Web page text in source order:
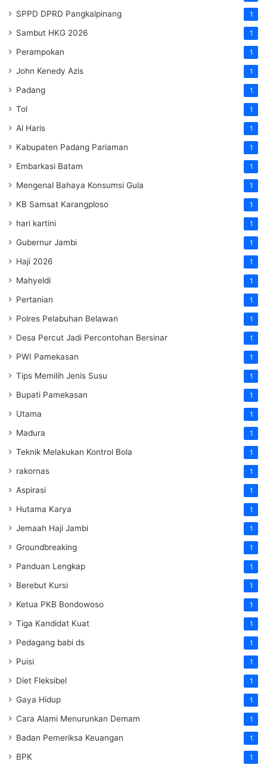
SPPD DPRD Pangkalpinang 1
Sambut HKG 2026 1
Perampokan 1
John Kenedy Azis 1
Padang 1
Tol 1
Al Haris 1
Kabupaten Padang Pariaman 1
Embarkasi Batam 1
Mengenal Bahaya Konsumsi Gula 1
KB Samsat Karangploso 1
hari kartini 1
Gubernur Jambi 1
Haji 2026 1
Mahyeldi 1
Pertanian 1
Polres Pelabuhan Belawan 1
Desa Percut Jadi Percontohan Bersinar 1
PWI Pamekasan 1
Tips Memilih Jenis Susu 1
Bupati Pamekasan 1
Utama 1
Madura 1
Teknik Melakukan Kontrol Bola 1
rakornas 1
Aspirasi 1
Hutama Karya 1
Jemaah Haji Jambi 1
Groundbreaking 1
Panduan Lengkap 1
Berebut Kursi 1
Ketua PKB Bondowoso 1
Tiga Kandidat Kuat 1
Pedagang babi ds 1
Puisi 1
Diet Fleksibel 1
Gaya Hidup 1
Cara Alami Menurunkan Demam 1
Badan Pemeriksa Keuangan 1
BPK 1